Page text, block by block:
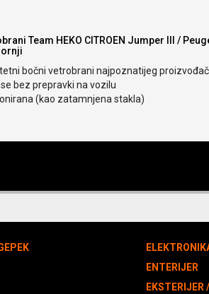
Team HEKO CITROEN Jumper III /
bočni vetrobrani najpoznatijeg
bez prepravki na vozilu
(kao zatamnjena stakla)
ENTERIJER
EKSTERIJER